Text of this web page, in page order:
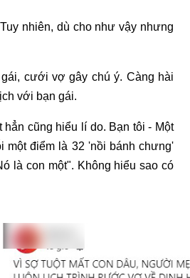
nhiên, dù cho như vậy nhưng
cưới vợ gây chú ý. Càng hài
với bạn gái.
cũng hiểu lí do. Bạn tôi - Một
một điểm là 32 'nồi bánh chưng'
là con một". Không hiểu sao có